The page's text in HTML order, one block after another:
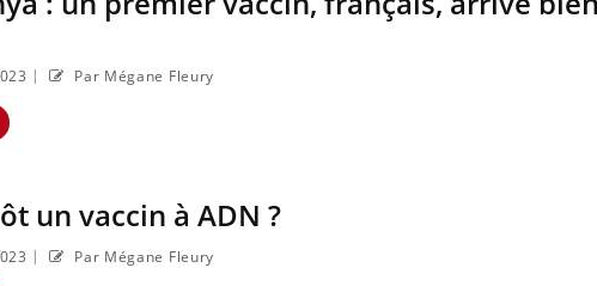
| Par Mégane Fleury
un vaccin à ADN ?
| Par Mégane Fleury